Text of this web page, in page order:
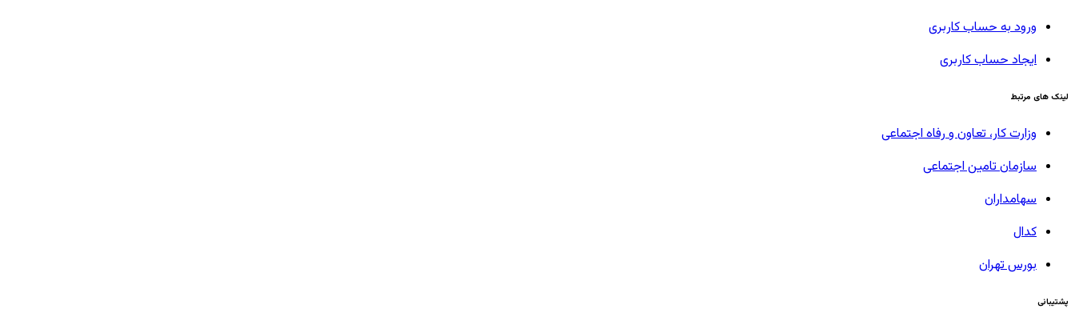
ورود به حساب کاربری
ایجاد حساب کاربری
لینک های مرتبط
وزارت کار، تعاون و رفاه اجتماعی
سازمان تامین اجتماعی
سهامداران
کدال
بورس تهران
پشتیبانی